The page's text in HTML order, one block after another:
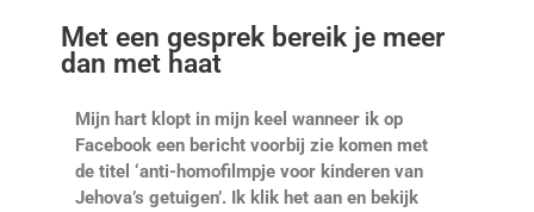
Met een gesprek bereik je meer
dan met haat
Mijn hart klopt in mijn keel wanneer ik op
Facebook een bericht voorbij zie komen met
de titel ‘anti-homofilmpje voor kinderen van
Jehova’s getuigen’. Ik klik het aan en bekijk